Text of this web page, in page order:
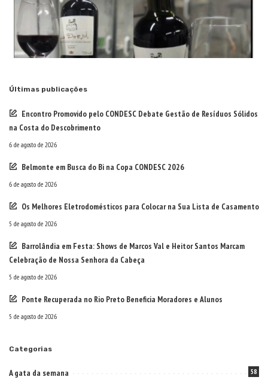
Últimas publicações
Encontro Promovido pelo CONDESC Debate Gestão de Resíduos Sólidos
na Costa do Descobrimento
6 de agosto de 2026
Belmonte em Busca do Bi na Copa CONDESC 2026
6 de agosto de 2026
Os Melhores Eletrodomésticos para Colocar na Sua Lista de Casamento
5 de agosto de 2026
Barrolândia em Festa: Shows de Marcos Val e Heitor Santos Marcam
Celebração de Nossa Senhora da Cabeça
5 de agosto de 2026
Ponte Recuperada no Rio Preto Beneficia Moradores e Alunos
5 de agosto de 2026
Categorias
A gata da semana 58